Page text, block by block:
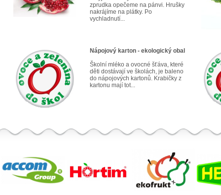
zprudka opečeme na pánvi. Hrušky
nakrájíme na plátky. Po
vychladnutí...
Nápojový karton - ekologický obal
Školní mléko a ovocné šťáva, které
děti dostávají ve školách, je baleno
do nápojových kartonů. Krabičky z
kartonu mají tot...